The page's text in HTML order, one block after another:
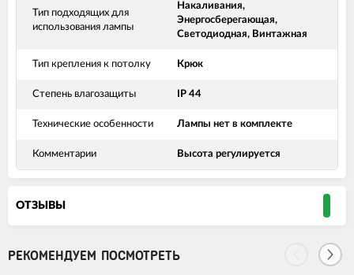
Тип подходящих для
использования лампы
Накаливания,
Энергосберегающая,
Светодиодная, Винтажная
Тип крепления к потолку Крюк
Степень влагозащиты IP 44
Технические особенности Лампы нет в комплекте
Комментарии Высота регулируется
ОТЗЫВЫ
РЕКОМЕНДУЕМ ПОСМОТРЕТЬ